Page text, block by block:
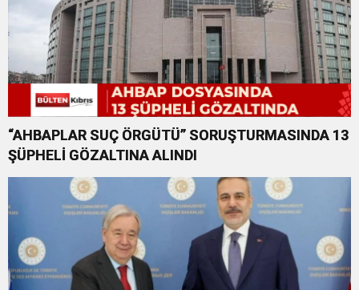
“AHBAPLAR SUÇ ÖRGÜTÜ” SORUŞTURMASINDA 13
ŞÜPHELİ GÖZALTINA ALINDI